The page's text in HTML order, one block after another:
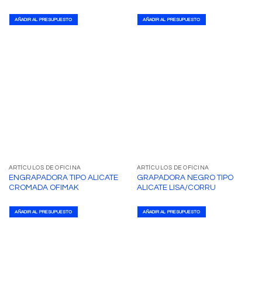
AÑADIR AL PRESUPUESTO AÑADIR AL PRESUPUESTO
ARTÍCULOS DE OFICINA
ENGRAPADORA TIPO ALICATE
CROMADA OFIMAK
AÑADIR AL PRESUPUESTO
ARTÍCULOS DE OFICINA
GRAPADORA NEGRO TIPO
ALICATE LISA/CORRU
AÑADIR AL PRESUPUESTO